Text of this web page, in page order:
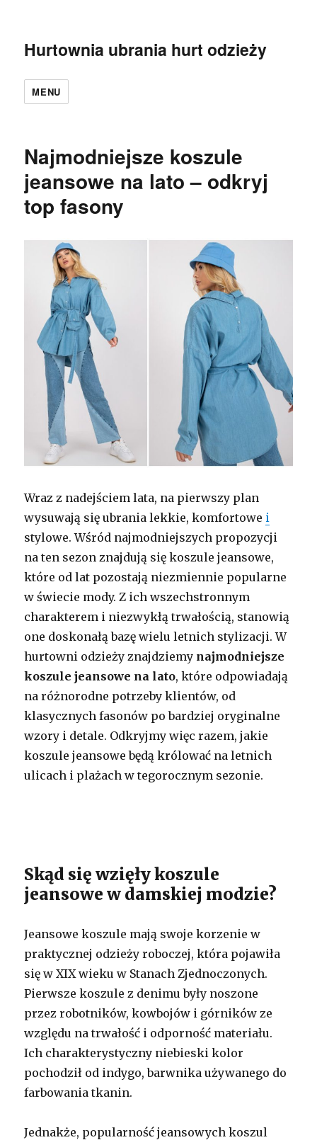
Hurtownia ubrania hurt odzieży
MENU
Najmodniejsze koszule
jeansowe na lato – odkryj
top fasony
Wraz z nadejściem lata, na pierwszy plan
wysuwają się ubrania lekkie, komfortowe i
stylowe. Wśród najmodniejszych propozycji
na ten sezon znajdują się koszule jeansowe,
które od lat pozostają niezmiennie popularne
w świecie mody. Z ich wszechstronnym
charakterem i niezwykłą trwałością, stanowią
one doskonałą bazę wielu letnich stylizacji. W
hurtowni odzieży znajdziemy najmodniejsze
koszule jeansowe na lato, które odpowiadają
na różnorodne potrzeby klientów, od
klasycznych fasonów po bardziej oryginalne
wzory i detale. Odkryjmy więc razem, jakie
koszule jeansowe będą królować na letnich
ulicach i plażach w tegorocznym sezonie.
Skąd się wzięły koszule
jeansowe w damskiej modzie?
Jeansowe koszule mają swoje korzenie w
praktycznej odzieży roboczej, która pojawiła
się w XIX wieku w Stanach Zjednoczonych.
Pierwsze koszule z denimu były noszone
przez robotników, kowbojów i górników ze
względu na trwałość i odporność materiału.
Ich charakterystyczny niebieski kolor
pochodził od indygo, barwnika używanego do
farbowania tkanin.
Jednakże, popularność jeansowych koszul